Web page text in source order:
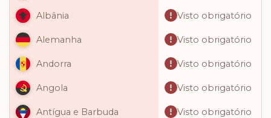
Albânia Visto obrigatório
Alemanha Visto obrigatório
Andorra Visto obrigatório
Angola Visto obrigatório
Antígua e Barbuda Visto obrigatório